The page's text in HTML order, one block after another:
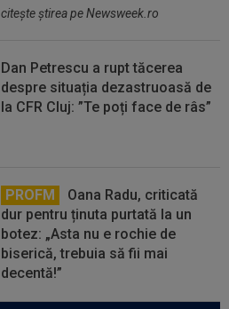
citeşte ştirea pe Newsweek.ro
Dan Petrescu a rupt tăcerea
despre situația dezastruoasă de
la CFR Cluj: ”Te poți face de râs”
PROFM
Oana Radu, criticată
dur pentru ținuta purtată la un
botez: „Asta nu e rochie de
biserică, trebuia să fii mai
decentă!”